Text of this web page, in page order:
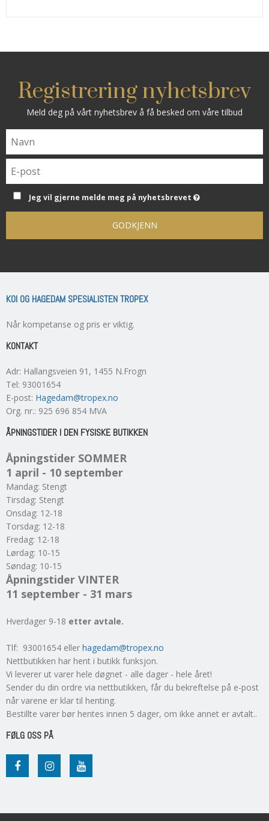
Registrering nyhetsbrev
Meld deg på vårt nyhetsbrev å få besked om våre tilbud
Jeg vil gjerne melde meg på nyhetsbrevet
GODKJENN
KOI OG HAGEDAM SPESIALISTEN TROPEX
Når kompetanse og pris er viktig.
KONTAKT
Adr: Hallangsveien 91 , 1455 N.Frogn
Tel: 93001654
E-post: Hagedam@tropex.no
Org. nr.: 925 696 854 MVA
ÅPNINGSTIDER I DEN FYSISKE BUTIKKEN
Åpningstider SOMMER
1 april - 10 september
Mandag: Stengt
Tirsdag: Stengt
Onsdag: 12-18
Torsdag: 12-18
Fredag: 12-18
Lørdag: 10-15
Søndag: 10-15
Åpningstider VINTER
11 september - 31 mars
Hverdager 9-18 etter avtale.
Tlf: 93001654 eller hagedam@tropex.no
Nettbutikken har hent i butikk funksjon.
Vi leverer ut varer hele døgnet - alle dager - hele året!
Sender du din ordre via nettbutikken, får du bekreftelse på e-post
når varene er klar til henting.
Bestillte varer bør hentes innen 5 dager, om ikke annet er avtalt..
FØLG OSS PÅ